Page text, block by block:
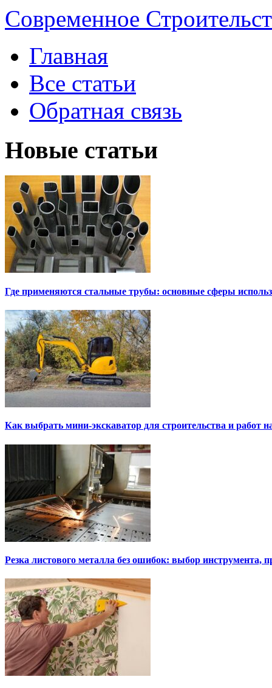
Современное
Главная
Все статьи
Обратная связь
Новые статьи
Где применяются стальные трубы: основные сферы
Как выбрать мини-экскаватор для строительства и работ
Резка листового металла без ошибок: выбор инструмента,